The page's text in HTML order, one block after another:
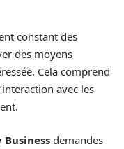
constant des
des moyens
Cela comprend
avec les
Business demandes